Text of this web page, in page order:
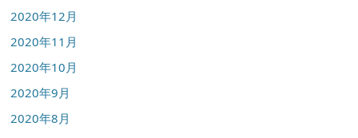
2020年12月
2020年11月
2020年10月
2020年9月
2020年8月